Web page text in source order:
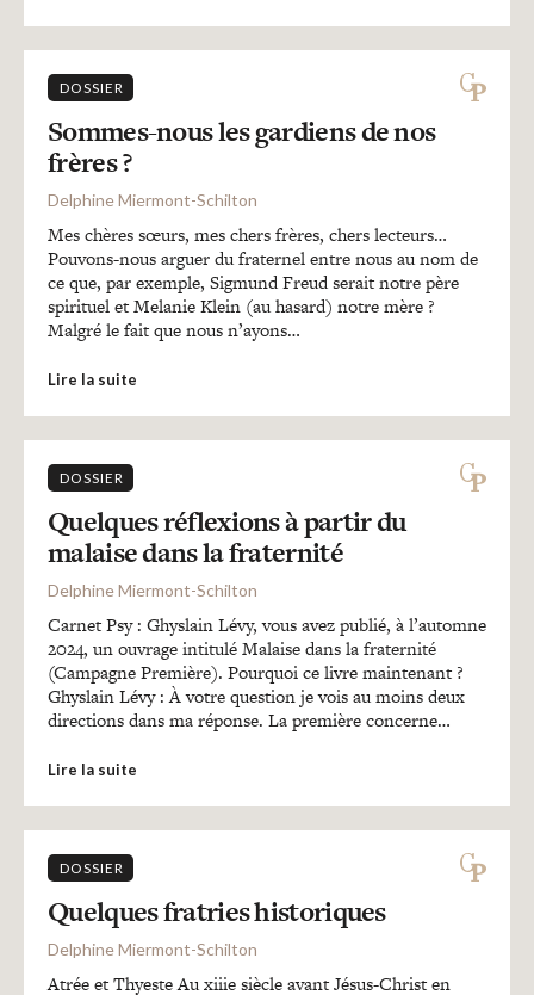
Mon compte
DOSSIER
Sommes-nous les gardiens de nos
frères ?
Delphine Miermont-Schilton
Mes chères sœurs, mes chers frères, chers lecteurs…
Pouvons-nous arguer du fraternel entre nous au nom de
ce que, par exemple, Sigmund Freud serait notre père
spirituel et Melanie Klein (au hasard) notre mère ?
Malgré le fait que nous n’ayons…
Lire la suite
DOSSIER
Quelques réflexions à partir du
malaise dans la fraternité
Delphine Miermont-Schilton
Carnet Psy : Ghyslain Lévy, vous avez publié, à l’automne
2024, un ouvrage intitulé Malaise dans la fraternité
(Campagne Première). Pourquoi ce livre maintenant ?
Ghyslain Lévy : À votre question je vois au moins deux
directions dans ma réponse. La première concerne…
Lire la suite
DOSSIER
Quelques fratries historiques
Delphine Miermont-Schilton
Atrée et Thyeste Au xiiie siècle avant Jésus-Christ en